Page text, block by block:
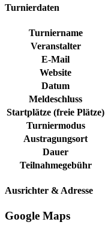
Turnierdaten
Turniername
Veranstalter
E-Mail
Website
Datum
Meldeschluss
Startplätze (freie Plätze)
Turniermodus
Austragungsort
Dauer
Teilnahmegebühr
Ausrichter & Adresse
Google Maps